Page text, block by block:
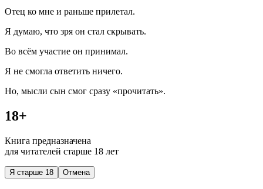
Отец ко мне и раньше прилетал.
Я думаю, что зря он стал скрывать.
Во всём участие он принимал.
Я не смогла ответить ничего.
Но, мысли сын смог сразу «прочитать».
18+
Книга предназначена
для читателей старше 18 лет
Я старше 18 Отмена